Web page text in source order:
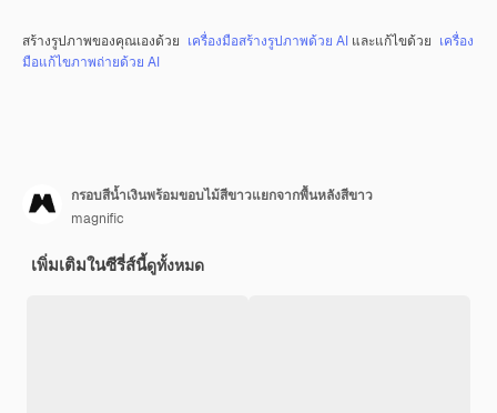
สร้างรูปภาพของคุณเองด้วย เครื่องมือสร้างรูปภาพด้วย AI และแก้ไขด้วย เครื่อง
มือแก้ไขภาพถ่ายด้วย AI
กรอบสีน้ำเงินพร้อมขอบไม้สีขาวแยกจากพื้นหลังสีขาว
magnific
เพิ่มเติมในซีรี่ส์นี้ดูทั้งหมด